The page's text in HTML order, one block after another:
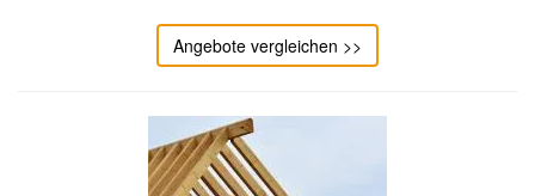
Angebote vergleichen >>